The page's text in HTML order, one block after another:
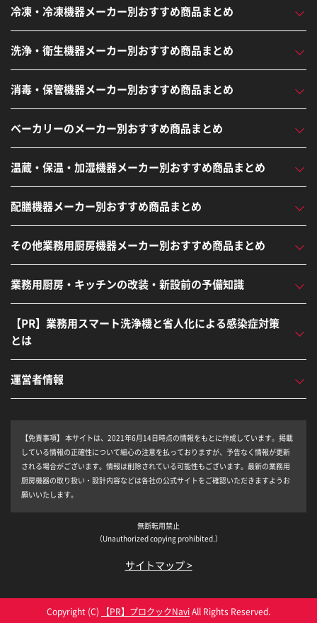
冷凍・冷凍機器メーカー別おすすめ商品まとめ
洗浄・衛生機器メーカー別おすすめ商品まとめ
消毒・保管機器メーカー別おすすめ商品まとめ
ベーカリーのメーカー別おすすめ商品まとめ
温蔵・保温・加湿機器メーカー別おすすめ商品まとめ
配膳機器メーカー別おすすめ商品まとめ
その他業務用厨房機器メーカー別おすすめ商品まとめ
業務用厨房・キッチンの改装・新設前の予備知識
【PR】業務用スマート洗浄機と省人化による感染症対策
とは
運営者情報
【免責事項】 本サイトは、2021年6月14日時点の情報をもとに作成しています。掲載
している情報の正確性について細心の注意を払っておりますが、予告なく情報が更新
される場合がございます。情報は削除されている可能性もございます。最新の業務用
厨房機器の取り扱い・設計内容などは各社の公式サイトをご確認いただきますようお
願いいたします。
無断転用禁止
（Unauthorized copying prohibited.）
サイトマップ >
Copyright (C) プロクックNaviAll Rights Reserved.